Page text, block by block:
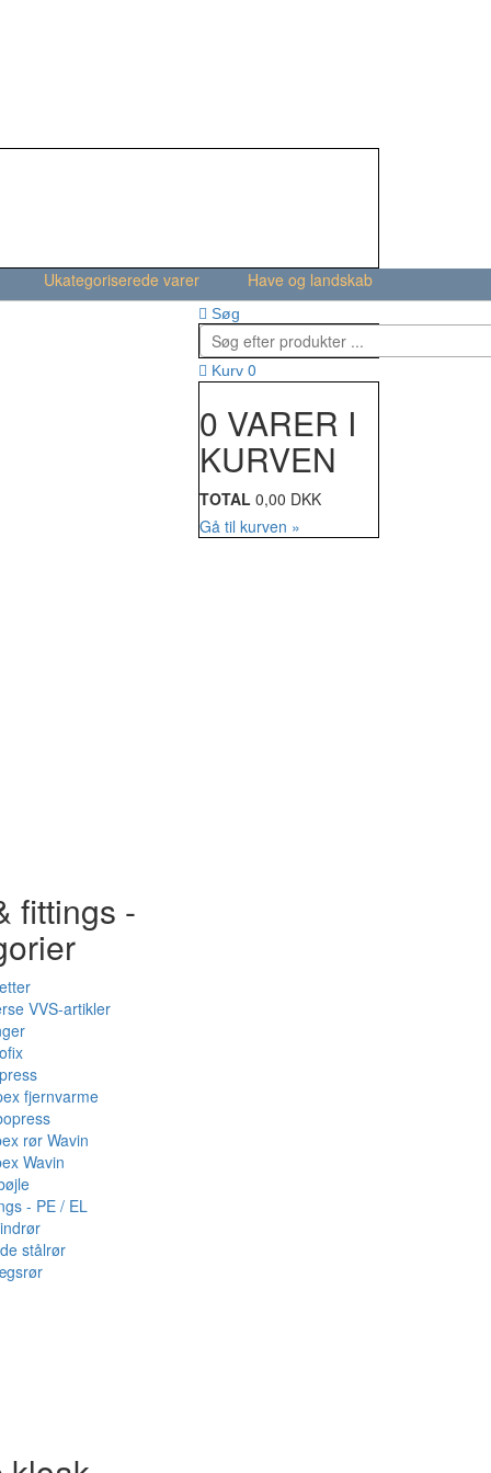
Ukategoriserede varer Have og landskab
fittings -
VVS-artikler
fjernvarme
rør Wavin
Wavin
- PE / EL
stålrør
Søg
Kurv 0
0 VARER I
KURVEN
TOTAL 0,00 DKK
Gå til kurven »